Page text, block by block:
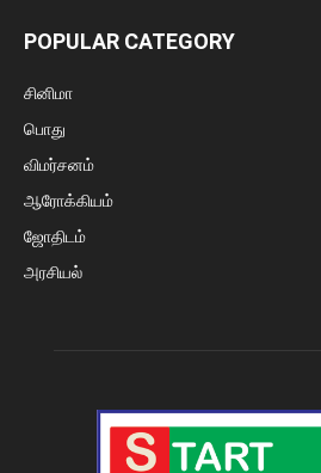
POPULAR CATEGORY
சினிமா
பொது
விமர்சனம்
ஆரோக்கியம்
ஜோதிடம்
அரசியல்